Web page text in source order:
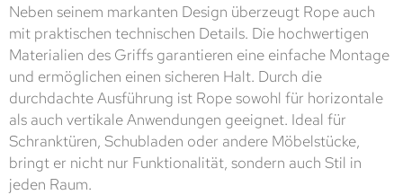
Neben seinem markanten Design überzeugt Rope auch
mit praktischen technischen Details. Die hochwertigen
Materialien des Griffs garantieren eine einfache Montage
und ermöglichen einen sicheren Halt. Durch die
durchdachte Ausführung ist Rope sowohl für horizontale
als auch vertikale Anwendungen geeignet. Ideal für
Schranktüren, Schubladen oder andere Möbelstücke,
bringt er nicht nur Funktionalität, sondern auch Stil in
jeden Raum.